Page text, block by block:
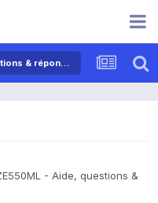
ASUS ZenFone 2 ZE550ML - Aide, questions & réponses
- Aide, questions &